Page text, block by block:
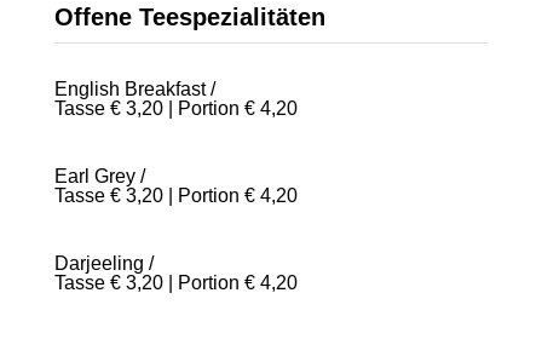
Offene Teespezialitäten
English Breakfast /
Tasse € 3,20 | Portion € 4,20
Earl Grey /
Tasse € 3,20 | Portion € 4,20
Darjeeling /
Tasse € 3,20 | Portion € 4,20